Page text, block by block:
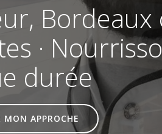
·
durée
MON APPROCHE